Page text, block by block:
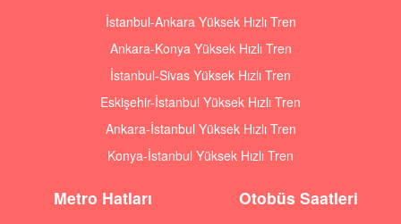
İstanbul-Ankara Yüksek Hızlı Tren
Ankara-Konya Yüksek Hızlı Tren
İstanbul-Sivas Yüksek Hızlı Tren
Eskişehir-İstanbul Yüksek Hızlı Tren
Ankara-İstanbul Yüksek Hızlı Tren
Konya-İstanbul Yüksek Hızlı Tren
Metro Hatları Otobüs Saatleri